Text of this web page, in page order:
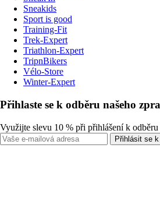
Sneakids
Sport is good
Training-Fit
Trek-Expert
Triathlon-Expert
TripnBikers
Vélo-Store
Winter-Expert
Přihlaste se k odběru našeho
Využijte slevu 10 % při přihlášení k odběru
Přihlásit se k